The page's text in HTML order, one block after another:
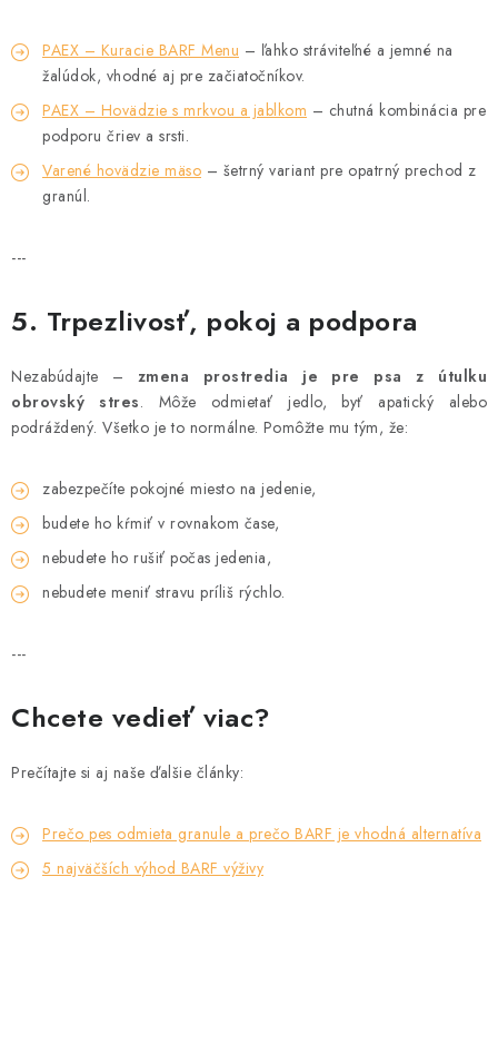
PAEX – Kuracie BARF Menu – ľahko stráviteľné a jemné na
žalúdok, vhodné aj pre začiatočníkov.
PAEX – Hovädzie s mrkvou a jablkom – chutná kombinácia pre
podporu čriev a srsti.
Varené hovädzie mäso – šetrný variant pre opatrný prechod z
granúl.
---
5. Trpezlivosť, pokoj a podpora
Nezabúdajte – zmena prostredia je pre psa z útulku
obrovský stres. Môže odmietať jedlo, byť apatický alebo
podráždený. Všetko je to normálne. Pomôžte mu tým, že:
zabezpečíte pokojné miesto na jedenie,
budete ho kŕmiť v rovnakom čase,
nebudete ho rušiť počas jedenia,
nebudete meniť stravu príliš rýchlo.
---
Chcete vedieť viac?
Prečítajte si aj naše ďalšie články:
Prečo pes odmieta granule a prečo BARF je vhodná alternatíva
5 najväčších výhod BARF výživy